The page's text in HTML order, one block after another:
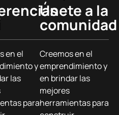
en el
y
las
para
Únete a la
comunidad
Creemos en el
emprendimiento y
en brindar las
mejores
herramientas para